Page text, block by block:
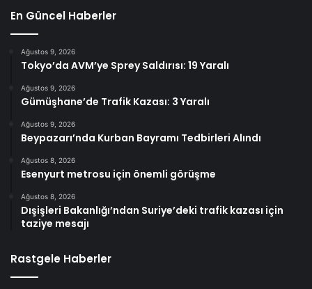
En Güncel Haberler
Ağustos 9, 2026
Tokyo’da AVM’ye Sprey Saldırısı: 19 Yaralı
Ağustos 9, 2026
Gümüşhane’de Trafik Kazası: 3 Yaralı
Ağustos 9, 2026
Beypazarı’nda Kurban Bayramı Tedbirleri Alındı
Ağustos 8, 2026
Esenyurt metrosu için önemli görüşme
Ağustos 8, 2026
Dışişleri Bakanlığı’ndan Suriye’deki trafik kazası için
taziye mesajı
Rastgele Haberler